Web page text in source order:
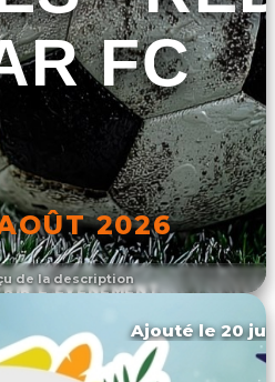
de la description
FC
2026
L'ÉVÉNEMENT
Ajouté le 20